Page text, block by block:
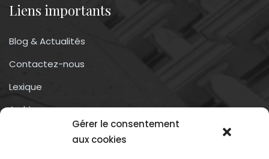
Gérer le consentement
aux cookies
Liens importants
Blog & Actualités
Contactez-nous
Lexique
Archives